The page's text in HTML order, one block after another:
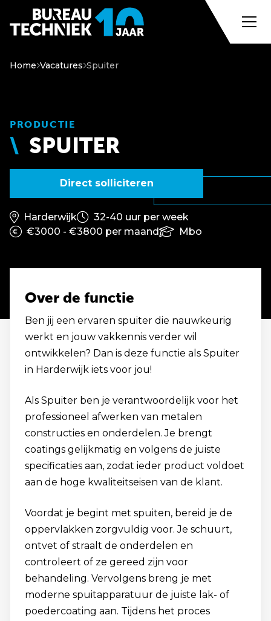
Home Vacatures Spuiter
PRODUCTIE
SPUITER
Direct solliciteren
Harderwijk
32-40 uur per week
€3000 - €3800 per maand
Mbo
Over de functie
Ben jij een ervaren spuiter die nauwkeurig
werkt en jouw vakkennis verder wil
ontwikkelen? Dan is deze functie als Spuiter
in Harderwijk iets voor jou!
Als Spuiter ben je verantwoordelijk voor het
professioneel afwerken van metalen
constructies en onderdelen. Je brengt
coatings gelijkmatig en volgens de juiste
specificaties aan, zodat ieder product voldoet
aan de hoge kwaliteitseisen van de klant.
Voordat je begint met spuiten, bereid je de
oppervlakken zorgvuldig voor. Je schuurt,
ontvet of straalt de onderdelen en
controleert of ze gereed zijn voor
behandeling. Vervolgens breng je met
moderne spuitapparatuur de juiste lak- of
poedercoating aan. Tijdens het proces